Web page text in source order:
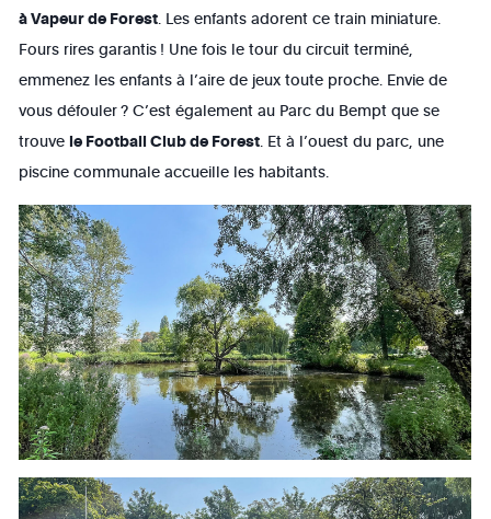
à Vapeur de Forest. Les enfants adorent ce train miniature.
Fours rires garantis ! Une fois le tour du circuit terminé,
emmenez les enfants à l’aire de jeux toute proche. Envie de
vous défouler ? C’est également au Parc du Bempt que se
trouve le Football Club de Forest. Et à l’ouest du parc, une
piscine communale accueille les habitants.